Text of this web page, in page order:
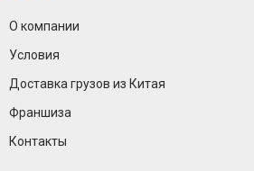
О компании
Условия
Доставка грузов из Китая
Франшиза
Контакты